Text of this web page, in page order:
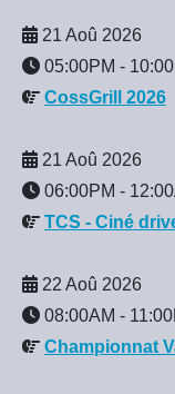
21 Aoû 2026
05:00PM -
CossGrill 2026
21 Aoû 2026
06:00PM -
TCS - Ciné
22 Aoû 2026
08:00AM -
Championnat